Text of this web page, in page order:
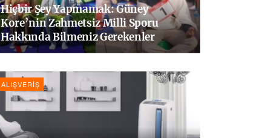
Hiçbir Şey Yapmamak: Güney
Kore’nin Zahmetsiz Milli Sporu
Hakkında Bilmeniz Gerekenler
ALIŞVERIŞ